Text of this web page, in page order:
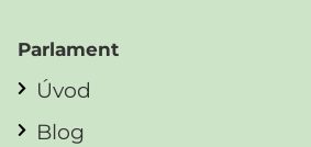
Parlament
Úvod
Blog